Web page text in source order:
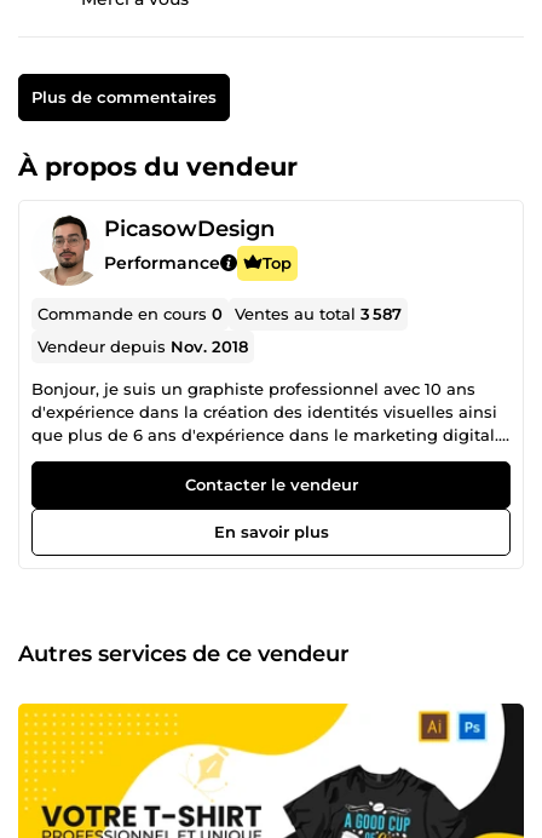
Plus de commentaires
À propos du vendeur
PicasowDesign
Performance Top
Commande en cours0 Ventes au total3 587
Vendeur depuis Nov. 2018
Bonjour, je suis un graphiste professionnel avec 10 ans
d'expérience dans la création des identités visuelles ainsi
que plus de 6 ans d'expérience dans le marketing digital.
Passionné par mon métier et j'accompagne aussi bien les
petites que les grandes entreprises à renforcer leur image
de marque grâce à mes réalisations : ✔️ Identité visuelle (
logo ) ✔️ Charte graphique logo ✔️ Logo en Signature ✔️
Logo Mascotte ✔️ Carte de visite ✔️ Design T-shirt ✔️
Contacter le vendeur
En savoir plus
Autres services de ce vendeur